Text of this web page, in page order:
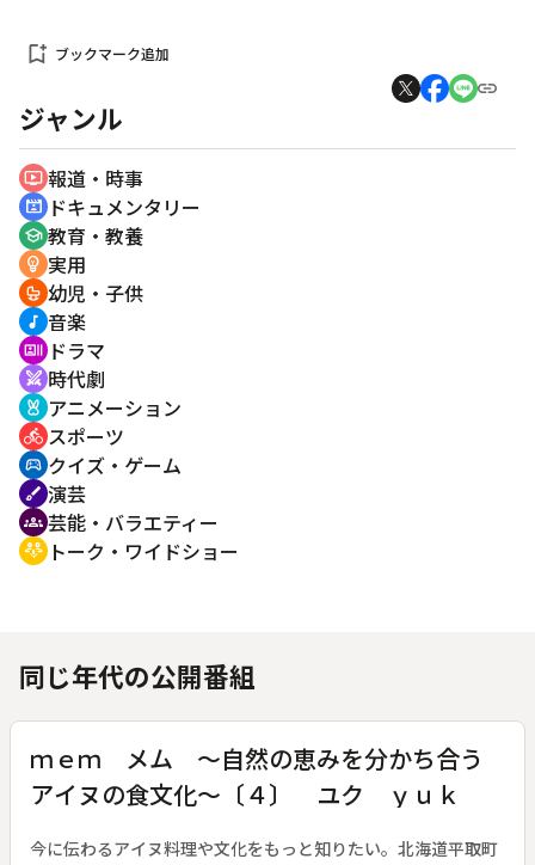
bookmark_add ブックマーク追加
ジャンル
ondemand_video 報道・時事
cinematic_blur ドキュメンタリー
school 教育・教養
emoji_objects 実用
crib 幼児・子供
music_note 音楽
recent_actors ドラマ
swords 時代劇
cruelty_free アニメーション
directions_bike スポーツ
sports_esports クイズ・ゲーム
brush 演芸
groups 芸能・バラエティー
adaptive_audio_mic トーク・ワイドショー
同じ年代の公開番組
ｍｅｍ メム ～自然の恵みを分かち合う
アイヌの食文化～〔４〕 ユク ｙｕｋ
今に伝わるアイヌ料理や文化をもっと知りたい。北海道平取町